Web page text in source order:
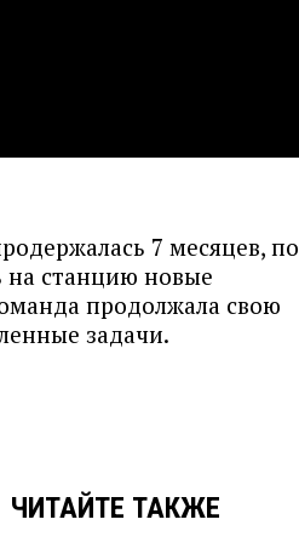
7 месяцев,
на станцию новые
продолжала свою
задачи.
ЧИТАЙТЕ ТАКЖЕ